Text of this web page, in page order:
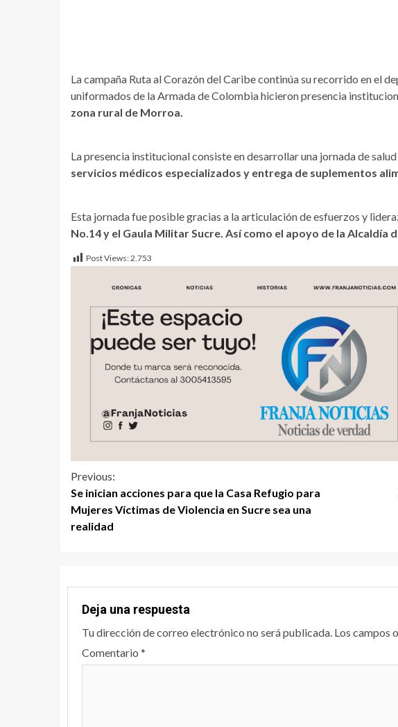
La campaña Ruta al Corazón del Caribe continúa su recorrido en el
uniformados de la Armada de Colombia hicieron presencia
zona rural de Morroa.
La presencia institucional consiste en desarrollar una jornada de
servicios médicos especializados y entrega de suplementos
Esta jornada fue posible gracias a la articulación de esfuerzos y
No.14 y el Gaula Militar Sucre. Así como el apoyo de la Alcaldía
Post Views:2.753
Previous:
Se inician acciones para que la Casa Refugio para
Mujeres Víctimas de Violencia en Sucre sea una
realidad
Deja una respuesta
Tu dirección de correo electrónico no será publicada. Los campos
Comentario *